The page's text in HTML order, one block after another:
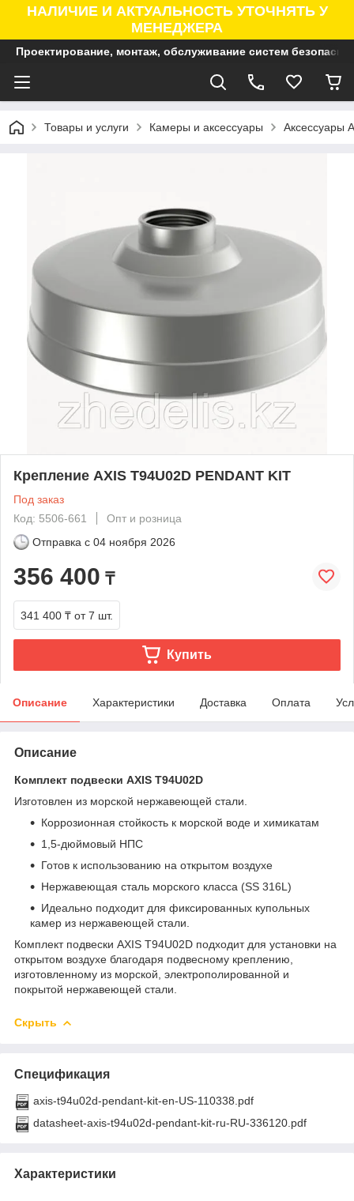
НАЛИЧИЕ И АКТУАЛЬНОСТЬ УТОЧНЯТЬ У
МЕНЕДЖЕРА
Проектирование, монтаж, обслуживание систем
Товары и услуги Камеры и аксессуары Аксессуары
Крепление AXIS T94U02D PENDANT KIT
Под заказ
Код: 5506-661
Опт и розница
Отправка с 04 ноября 2026
356 400 ₸
341 400 ₸ от 7 шт.
Купить
Описание Характеристики Доставка Оплата
Описание
Комплект подвески AXIS T94U02D
Изготовлен из морской нержавеющей стали.
Коррозионная стойкость к морской воде и химикатам
1,5-дюймовый НПС
Готов к использованию на открытом воздухе
Нержавеющая сталь морского класса (SS 316L)
Идеально подходит для фиксированных купольных
камер из нержавеющей стали.
Комплект подвески AXIS T94U02D подходит для установки на
открытом воздухе благодаря подвесному креплению,
изготовленному из морской, электрополированной и
покрытой нержавеющей стали.
Скрыть
Спецификация
axis-t94u02d-pendant-kit-en-US-110338.pdf
datasheet-axis-t94u02d-pendant-kit-ru-RU-336120.pdf
Характеристики